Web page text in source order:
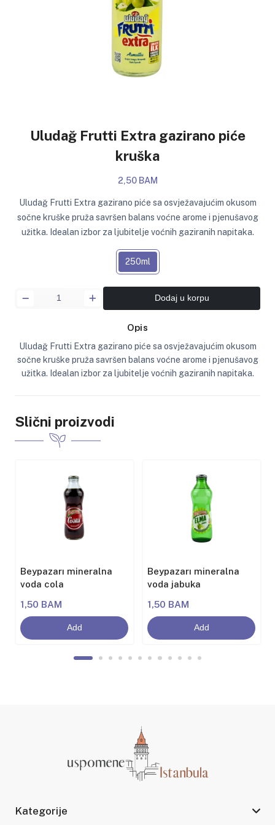
Uludağ Frutti Extra gazirano piće
kruška
2,50 BAM
Uludağ Frutti Extra gazirano piće sa osvježavajućim okusom
sočne kruške pruža savršen balans voćne arome i pjenušavog
užitka. Idealan izbor za ljubitelje voćnih gaziranih napitaka.
250ml
Dodaj u korpu
Opis
Uludağ Frutti Extra gazirano piće sa osvježavajućim okusom
sočne kruške pruža savršen balans voćne arome i pjenušavog
užitka. Idealan izbor za ljubitelje voćnih gaziranih napitaka.
Slični proizvodi
Beypazarı mineralna
voda cola
1,50 BAM
Add
Beypazarı mineralna
voda jabuka
1,50 BAM
Add
Kategorije